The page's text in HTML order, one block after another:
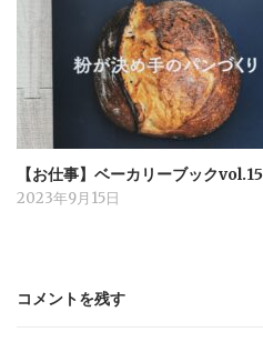
【お仕事】ベーカリーブックvol.15
2023年9月15日
コメントを残す